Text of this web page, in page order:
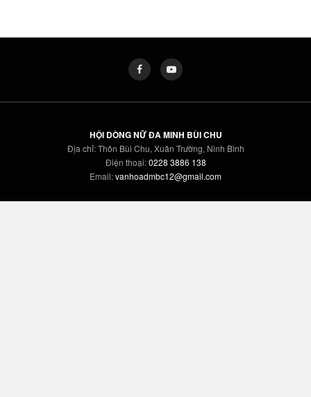
HỘI DÒNG NỮ ĐA MINH BÙI CHU
Địa chỉ: Thôn Bùi Chu, Xuân Trường, Ninh Bình
Điện thoại:0228 3886 138
Email:vanhoadmbc12@gmail.com